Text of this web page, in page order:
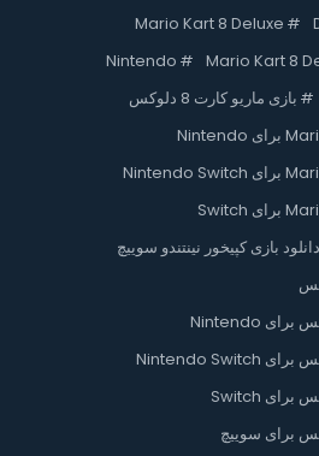
#
Mario Kart 8 Deluxe
Mario Kart 8
#
Nintendo
# بازی ماریو کارت 8 دلوکس
دانلود بازی کپیخور نینتندو سوییچ